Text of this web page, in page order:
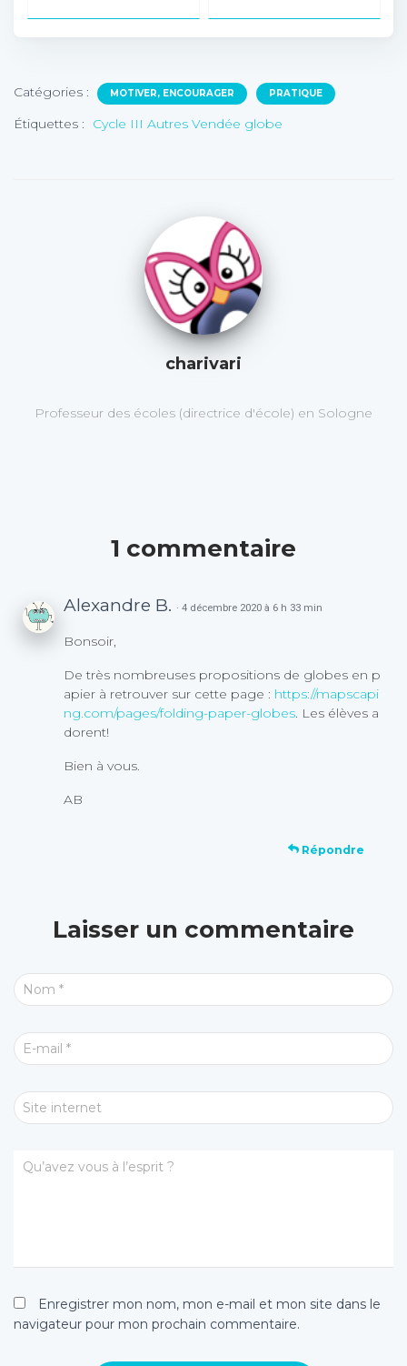
Catégories : MOTIVER, ENCOURAGER PRATIQUE
Étiquettes : Cycle III Autres Vendée globe
charivari
Professeur des écoles (directrice d'école) en Sologne
1 commentaire
Alexandre B. · 4 décembre 2020 à 6 h 33 min
Bonsoir,
De très nombreuses propositions de globes en p
apier à retrouver sur cette page : https://mapscapi
ng.com/pages/folding-paper-globes. Les élèves a
dorent!
Bien à vous.
AB
Répondre
Laisser un commentaire
Nom *
E-mail *
Site internet
Qu’avez vous à l’esprit ?
Enregistrer mon nom, mon e-mail et mon site dans le
navigateur pour mon prochain commentaire.